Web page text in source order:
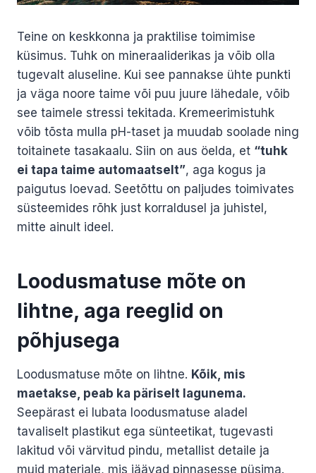
Teine on keskkonna ja praktilise toimimise
küsimus. Tuhk on mineraaliderikas ja võib olla
tugevalt aluseline. Kui see pannakse ühte punkti
ja väga noore taime või puu juure lähedale, võib
see taimele stressi tekitada. Kremeerimistuhk
võib tõsta mulla pH-taset ja muudab soolade ning
toitainete tasakaalu. Siin on aus öelda, et “tuhk
ei tapa taime automaatselt”, aga kogus ja
paigutus loevad. Seetõttu on paljudes toimivates
süsteemides rõhk just korraldusel ja juhistel,
mitte ainult ideel.
Loodusmatuse mõte on
lihtne, aga reeglid on
põhjusega
Loodusmatuse mõte on lihtne. Kõik, mis
maetakse, peab ka päriselt lagunema.
Seepärast ei lubata loodusmatuse aladel
tavaliselt plastikut ega sünteetikat, tugevasti
lakitud või värvitud pindu, metallist detaile ja
muid materjale, mis jäävad pinnasesse püsima.